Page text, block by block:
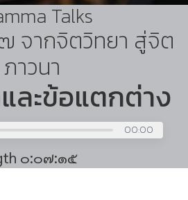
Talks
จากจิตวิทยา สู่จิต
ภาวนา
ละข้อแตกต่าง
00:00
๐:๐๗:๑๕